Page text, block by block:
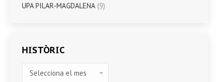
UPA PILAR-MAGDALENA (9)
HISTÒRIC